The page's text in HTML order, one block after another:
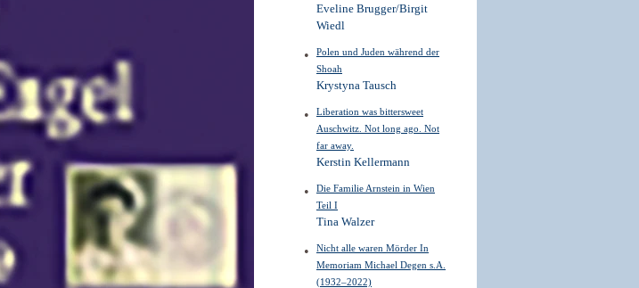
Eveline Brugger/Birgit
Wiedl
Polen und Juden während der
Shoah
Krystyna Tausch
Liberation was bittersweet
Auschwitz. Not long ago. Not
far away.
Kerstin Kellermann
Die Familie Arnstein in Wien
Teil I
Tina Walzer
Nicht alle waren Mörder In
Memoriam Michael Degen s.A.
(1932–2022)